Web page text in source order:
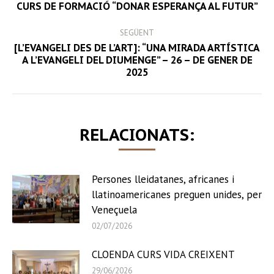
NAVIGATIONPrevious
CURS DE FORMACIÓ “DONAR ESPERANÇA AL FUTUR”
SEGÜENT
Next
post:
[L’EVANGELI DES DE L’ART]: “UNA MIRADA ARTÍSTICA
A L’EVANGELI DEL DIUMENGE” – 26 – DE GENER DE
2025
RELACIONATS:
Persones lleidatanes, africanes i
llatinoamericanes preguen unides, per
Veneçuela
02/07/2026
CLOENDA CURS VIDA CREIXENT
29/06/2026